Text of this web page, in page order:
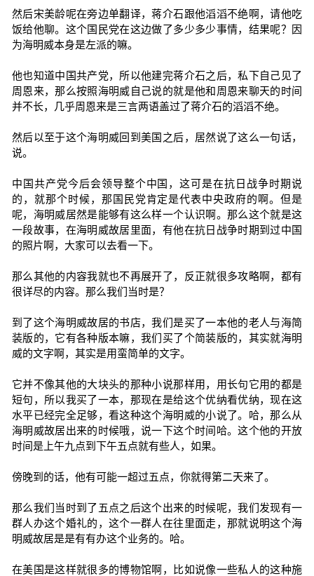
然后宋美龄呢在旁边单翻译，蒋介石跟他滔滔不绝啊，请他吃
饭给他聊。这个国民党在这边做了多少多少事情，结果呢？因
为海明威本身是左派的嘛。
他也知道中国共产党，所以他建完蒋介石之后，私下自己见了
周恩来，那么按照海明威自己说的就是他和周恩来聊天的时间
并不长，几乎周恩来是三言两语盖过了蒋介石的滔滔不绝。
然后以至于这个海明威回到美国之后，居然说了这么一句话，
说。
中国共产党今后会领导整个中国，这可是在抗日战争时期说
的，就那个时候，那国民党肯定是代表中央政府的啊。但是
呢，海明威居然是能够有这么样一个认识啊。那么这个就是这
一段故事，在海明威故居里面，有他在抗日战争时期到过中国
的照片啊，大家可以去看一下。
那么其他的内容我就也不再展开了，反正就很多攻略啊，都有
很详尽的内容。那么我们当时是？
到了这个海明威故居的书店，我们是买了一本他的老人与海简
装版的，它有各种版本嘛，我们买了个简装版的，其实就海明
威的文字啊，其实是用蛮简单的文字。
它并不像其他的大块头的那种小说那样用，用长句它用的都是
短句，所以我买了一本，那现在是给这个优纳看优纳，现在这
水平已经完全足够，看这种这个海明威的小说了。哈，那么从
海明威故居出来的时候哦，说一下这个时间哈。这个他的开放
时间是上午九点到下午五点就有些人，如果。
傍晚到的话，他有可能一超过五点，你就得第二天来了。
那么我们当时到了五点之后这个出来的时候呢，我们发现有一
群人办这个婚礼的，这个一群人在往里面走，那就说明这个海
明威故居是是有有办这个业务的。哈。
在美国是这样就很多的博物馆啊，比如说像一些私人的这种施